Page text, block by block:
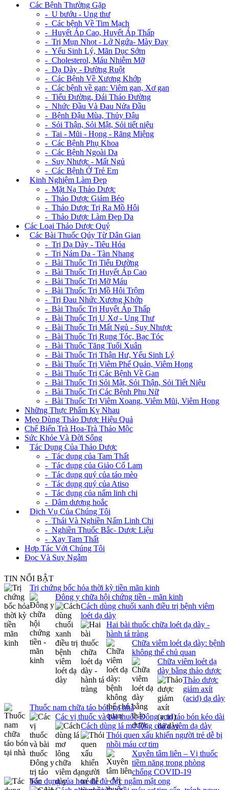
Các Bệnh Thường Gặp
- U bướu - Ung thư
- Các bệnh Về Tim Mạch
- Huyết Áp Cao, Huyết Áp Thấp
- Trị Mụn Nhọt - Lở Ngứa- Mày Đay
- Yếu Sinh Lý, Mãn Dục Sớm
- Cholesterol, Máu Nhiễm Mỡ
- Dạ Dày - Đường Ruột
- Các Bệnh Về Xương Khớp
- Các bệnh về gan: Viêm gan, Xơ gan
- Tiểu Đường, Đái Tháo Đường
- Nhức Đầu Và Đau Nửa Đầu
- Bệnh Đậu Mùa, Thủy Đậu
- Sỏi Thận, Sỏi Mật, Sỏi tiết niệu
- Tai - Mũi - Họng - Răng Miệng
- Các Bệnh Phụ Khoa
- Các Bệnh Ngoài Da
- Suy Nhược - Mất Ngủ
- Các Bệnh Ở Trẻ Em
Kinh Nghiệm Làm Đẹp
- Mặt Nạ Thảo Dược
- Thảo Dược Giảm Béo
- Thảo Dược Trị Ra Mồ Hôi
- Thảo Dược Làm Đẹp Da
Các Loại Thảo Dược Quý
Các Bài Thuốc Qúy Từ Dân Gian
- Trị Dạ Dày - Tiêu Hóa
- Trị Nám Da - Tàn Nhang
- Bài Thuốc Trị Tiểu Đường
- Bài Thuốc Trị Huyết Áp Cao
- Bài Thuốc Trị Mỡ Máu
- Bài Thuốc Trị Mồ Hôi Trộm
- Trị Đau Nhức Xương Khớp
- Bài Thuốc Trị Huyết Áp Thấp
- Bài Thuốc Trị U Xơ - Ung Thư
- Bài Thuốc Trị Mất Ngủ - Suy Nhược
- Bài Thuốc Trị Rụng Tóc, Bạc Tóc
- Bài Thuốc Tăng Tuổi Xuân
- Bài Thuốc Trị Thận Hư, Yếu Sinh Lý
- Bài Thuốc Trị Viêm Phế Quản, Viêm Họng
- Bài Thuốc Trị Các Bệnh Về Gan
- Bài Thuốc Trị Sỏi Mật, Sỏi Thận, Sỏi Tiết Niệu
- Bài Thuốc Trị Các Bệnh Phụ Nữ
- Bài Thuốc Trị Viêm Xoang, Viêm Mũi, Viêm Họng
Những Thực Phẩm Kỵ Nhau
Mẹo Dùng Thảo Dược Hiệu Quả
Chế Biến Trà Hoa-Trà Thảo Mộc
Sức Khỏe Và Đời Sống
Tác Dụng Của Thảo Dược
- Tác dụng của Tam Thất
- Tác dụng của Giảo Cổ Lam
- Tác dụng quý của táo mèo
- Tác dụng quý của Atiso
- Tác dụng của nấm linh chi
- Dâm dương hoắc
Dịch Vụ Của Chúng Tôi
- Thái Và Nghiền Nấm Linh Chi
- Nghiền Thuốc Bắc- Dược Liệu
- Xay Tam Thất
Hợp Tác Với Chúng Tôi
Đọc Và Suy Ngẫm
TIN NỔI BẬT
Trị chứng bốc hỏa thời kỳ tiền mãn kinh
Đông y chữa hội chứng tiền - mãn kinh
Cách dùng chuối xanh điều trị bệnh viêm
loét dạ dày
Hai bài thuốc chữa loét dạ dày -
hành tá tràng
Chữa viêm loét dạ dày: bệnh
không thể chủ quan
Chữa viêm loét dạ
dày bằng thảo dược
Thảo dược
giảm axít
(acid) dạ dày
Thuốc nam chữa táo bón tại nhà
Các vị thuốc và bài thuốc Đông y trị táo bón kéo dài
Cách dùng lá mơ lông chữa viêm dạ dày
Thói quen xấu khiến người trẻ dễ bị
nhồi máu cơ tim
Xuyên tâm liên – Vị thuốc
tiềm năng trong phòng
chống COVID-19
Tác dụng của hoa đu đủ đực ngâm mật ong